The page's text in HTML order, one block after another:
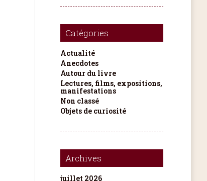
Catégories
Actualité
Anecdotes
Autour du livre
Lectures, films, expositions,
manifestations
Non classé
Objets de curiosité
Archives
juillet 2026